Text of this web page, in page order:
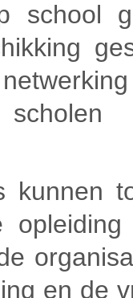
school
scholen
kunnen
en de